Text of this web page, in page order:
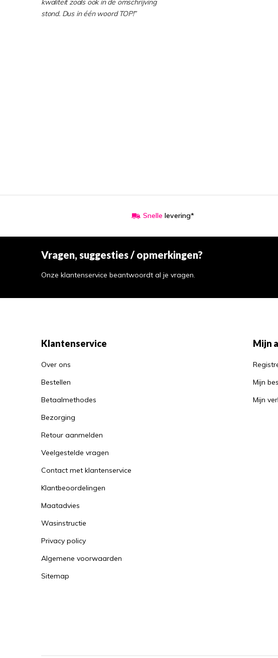
kwaliteit zoals ook in de omschrijving
stond. Dus in één woord TOP!”
Snelle levering*
Vragen, suggesties / opmerkingen?
Onze klantenservice beantwoordt al je vragen.
Klantenservice
Over ons
Bestellen
Betaalmethodes
Bezorging
Retour aanmelden
Veelgestelde vragen
Contact met klantenservice
Klantbeoordelingen
Maatadvies
Wasinstructie
Privacy policy
Algemene voorwaarden
Sitemap
Mijn
Mijn
Mijn